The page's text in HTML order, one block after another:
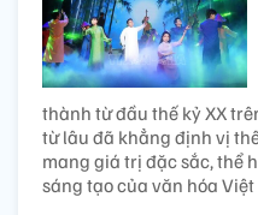
thành từ đầu thế kỷ XX
từ lâu đã khẳng định vị
mang giá trị đặc sắc, thể
sáng tạo của văn hóa Việt